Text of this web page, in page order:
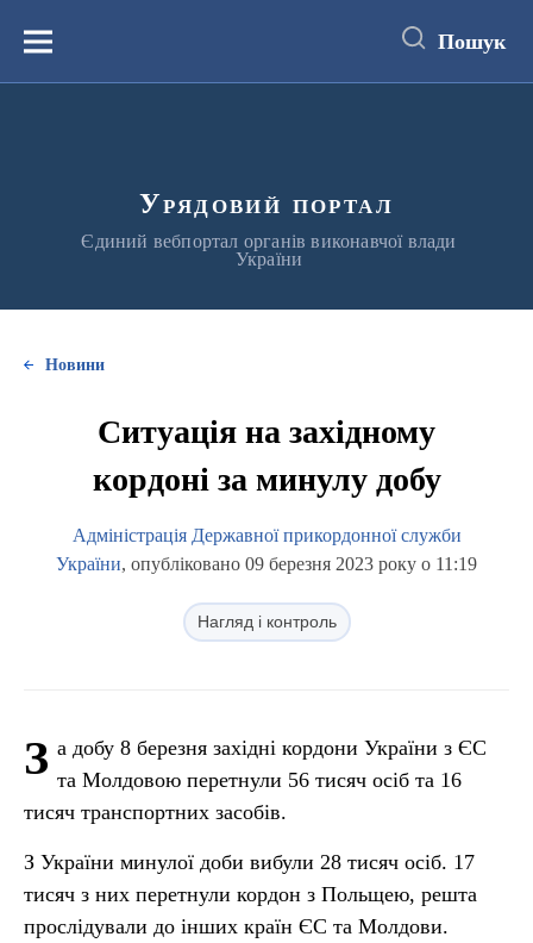
вмістуМеню Пошук
Урядовий портал
Єдиний вебпортал органів виконавчої влади
України
Новини
Ситуація на західному
кордоні за минулу добу
Адміністрація Державної прикордонної служби
України, опубліковано 09 березня 2023 року о 11:19
Нагляд і контроль
З а добу 8 березня західні кордони України з ЄС
та Молдовою перетнули 56 тисяч осіб та 16
тисяч транспортних засобів.
З України минулої доби вибули 28 тисяч осіб. 17
тисяч з них перетнули кордон з Польщею, решта
прослідували до інших країн ЄС та Молдови.